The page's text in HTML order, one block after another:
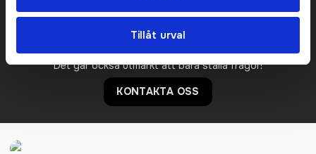
Tillåt urval
Prisuppgift på mailen?
Kontakta oss här för att få förslag på produkt och pris över
mailen.
Det går också utmärkt att bara ställa frågor!
KONTAKTA OSS